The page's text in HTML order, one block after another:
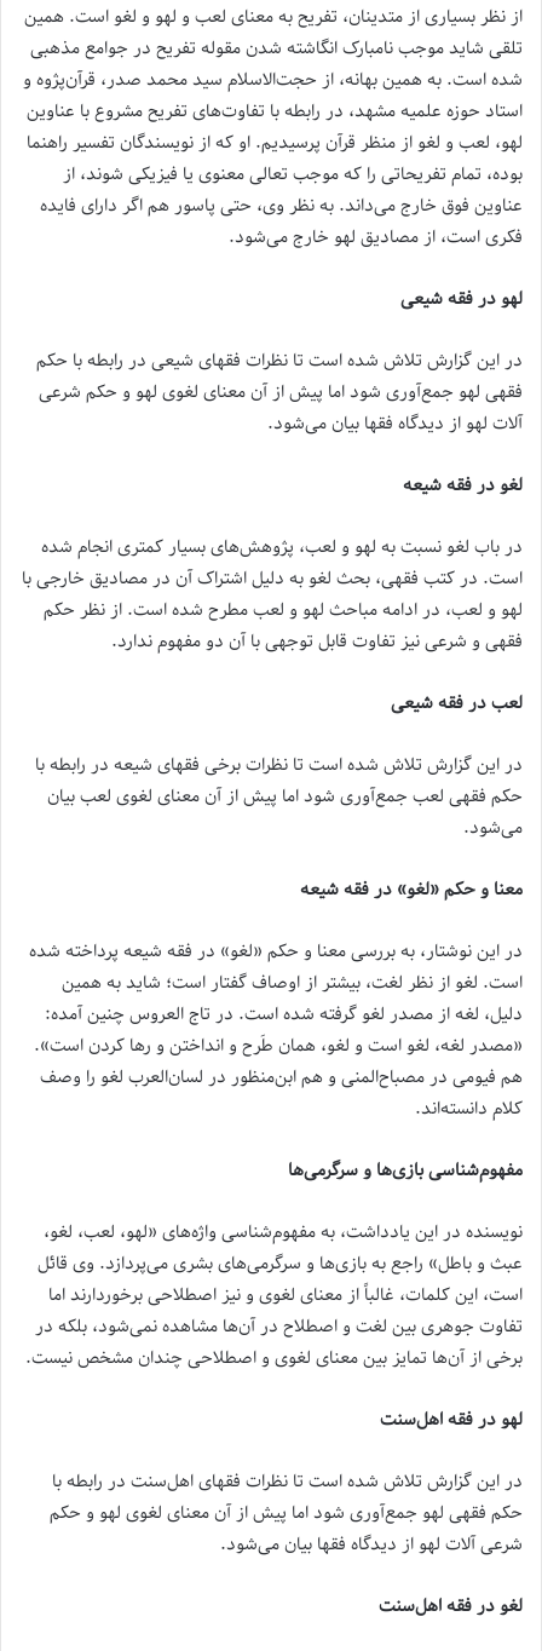
از نظر بسیاری از متدینان، تفریح به معنای لعب و لهو و لغو است. همین
تلقی شاید موجب نامبارک انگاشته شدن مقوله تفریح در جوامع مذهبی
شده است. به همین بهانه، از حجت‌الاسلام سید محمد صدر، قرآن‌پژوه و
استاد حوزه علمیه مشهد، در رابطه با تفاوت‌های تفریح مشروع با عناوین
لهو، لعب و لغو از منظر قرآن پرسیدیم. او که از نویسندگان تفسیر راهنما
بوده، تمام تفریحاتی را که موجب تعالی معنوی یا فیزیکی شوند، از
عناوین فوق خارج می‌داند. به نظر وی، حتی پاسور هم اگر دارای فایده
فکری است، از مصادیق لهو خارج می‌شود.
لهو در فقه شیعی
در این گزارش تلاش شده است تا نظرات فقهای شیعی در رابطه با حکم
فقهی لهو جمع‌آوری شود اما پیش از آن معنای لغوی لهو و حکم شرعی
آلات لهو از دیدگاه فقها بیان می‌شود.
لغو در فقه شیعه
در باب لغو نسبت به لهو و لعب، پژوهش‌های بسیار کمتری انجام شده
است. در کتب فقهی، بحث لغو به دلیل اشتراک آن در مصادیق خارجی با
لهو و لعب، در ادامه مباحث لهو و لعب مطرح شده است. از نظر حکم
فقهی و شرعی نیز تفاوت قابل توجهی با آن دو مفهوم ندارد.
لعب در فقه شیعی
در این گزارش تلاش شده است تا نظرات برخی فقهای شیعه در رابطه با
حکم فقهی لعب جمع‌آوری شود اما پیش از آن معنای لغوی لعب بیان
می‌شود.
معنا و حکم «لغو» در فقه شیعه
در این نوشتار، به بررسی معنا و حکم «لغو» در فقه شیعه پرداخته شده
است. لغو از نظر لغت، بیشتر از اوصاف گفتار است؛ شاید به همین
دلیل، لغه از مصدر لغو گرفته شده است. در تاج العروس چنین آمده:
«مصدر لغه، لغو است و لغو، همان طَرح و انداختن و رها کردن است».
هم فیومی در مصباح‌المنی و هم ابن‌منظور در لسان‌العرب لغو را وصف
کلام دانسته‌اند.
مفهوم‌شناسی بازی‌ها و سرگرمی‌ها
نویسنده در این یادداشت، به مفهوم‌شناسی واژه‌های «لهو، لعب، لغو،
عبث و باطل» راجع به بازی‌ها و سرگرمی‌های بشری می‌پردازد. وی قائل
است، این کلمات، غالباً از معنای لغوی و نیز اصطلاحی برخوردارند اما
تفاوت جوهری بین لغت و اصطلاح در آن‌ها مشاهده نمی‌شود، بلکه در
برخی از آن‌ها تمایز بین معنای لغوی و اصطلاحی چندان مشخص نیست.
لهو در فقه اهل‌سنت
در این گزارش تلاش شده است تا نظرات فقهای اهل‌سنت در رابطه با
حکم فقهی لهو جمع‌آوری شود اما پیش از آن معنای لغوی لهو و حکم
شرعی آلات لهو از دیدگاه فقها بیان می‌شود.
لغو در فقه اهل‌سنت